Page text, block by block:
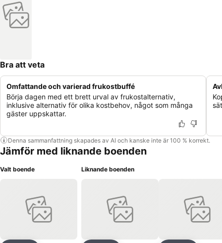
Bra att veta
Omfattande och varierad frukostbuffé
Börja dagen med ett brett urval av frukostalternativ,
inklusive alternativ för olika kostbehov, något som många
gäster uppskattar.
Denna sammanfattning skapades av AI och kanske inte är 100 % korrekt.
Jämför med liknande boenden
Valt boende Liknande boenden